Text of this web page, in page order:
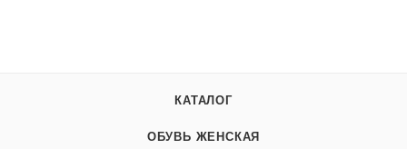
КАТАЛОГ
ОБУВЬ ЖЕНСКАЯ